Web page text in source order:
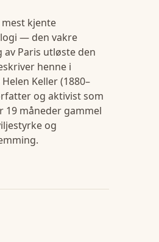
mest kjente
— den vakre
Paris utløste den
henne i
Keller (1880–
og aktivist som
19 måneder gammel
og